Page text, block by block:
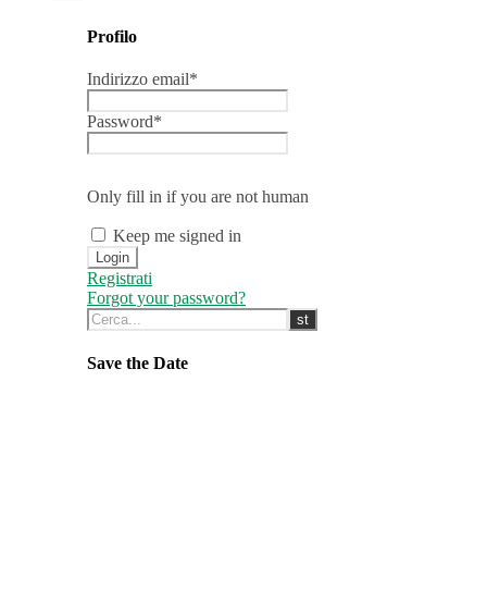
Profilo
Indirizzo email*
Password*
Only fill in if you are not human
Keep me signed in
Registrati
Forgot your password?
Save the Date